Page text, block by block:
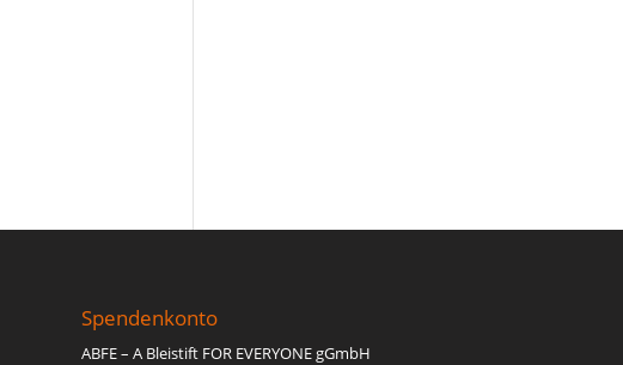
Spendenkonto
ABFE – A Bleistift FOR EVERYONE gGmbH